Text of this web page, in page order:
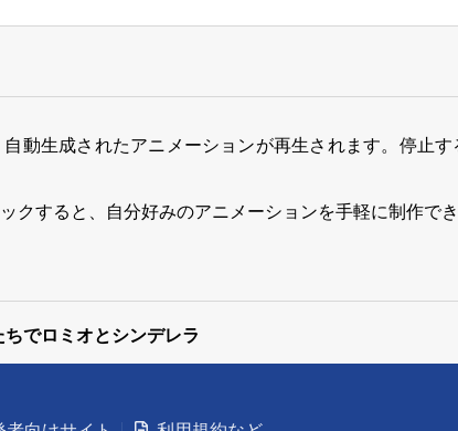
動生成されたアニメーションが再生されます。停止
すると、自分好みのアニメーションを手軽に制作でき
でロミオとシンデレラ